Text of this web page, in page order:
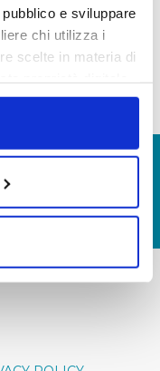
e sviluppare
chi utilizza i
scelte in materia di
È possibile
in qualsiasi
o facendo clic
tua posizione
IL SERVIZIO
CON NOI